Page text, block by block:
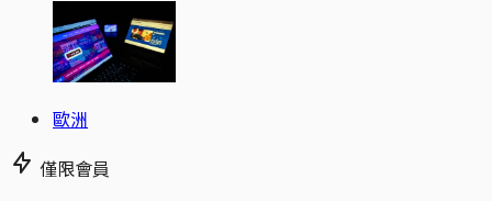
歐洲
僅限會員